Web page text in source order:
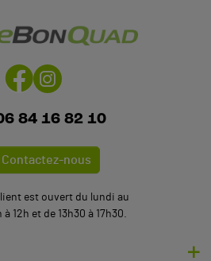
84 16 82 10
Contactez-nous
est ouvert du lundi au
12h et de 13h30 à 17h30.